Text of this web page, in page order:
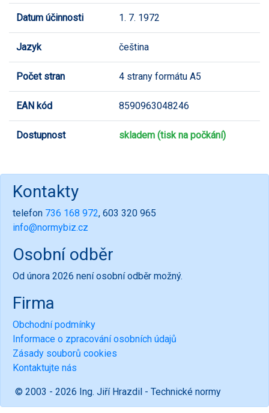
Datum účinnosti 1. 7. 1972
Jazyk čeština
Počet stran 4 strany formátu A5
EAN kód 8590963048246
Dostupnost skladem (tisk na počkání)
Kontakty
telefon 736 168 972, 603 320 965
info@normybiz.cz
Osobní odběr
Od února 2026 není osobní odběr možný.
Firma
Obchodní podmínky
Informace o zpracování osobních údajů
Zásady souborů cookies
Kontaktujte nás
© 2003 - 2026 Ing. Jiří Hrazdil - Technické normy